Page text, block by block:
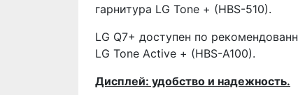
гарнитура LG Tone + (HBS-510).
LG Q7+ доступен по
LG Tone Active + (HBS-A100).
Дисплей: удобство и надежность.